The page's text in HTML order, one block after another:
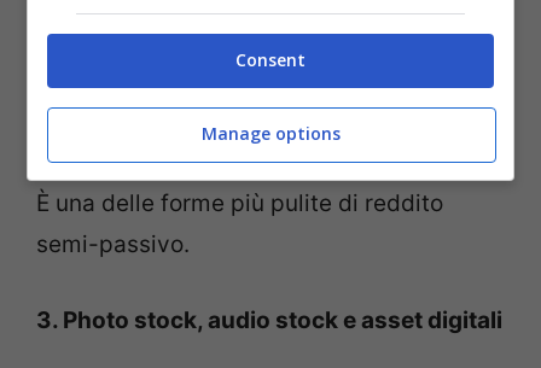
Una volta creato il contenuto e impostata
la vendita automatica (tramite
marketplace o sito personale), le vendite
possono avvenire senza intervento diretto.
È una delle forme più pulite di reddito
semi-passivo.
3. Photo stock, audio stock e asset digitali
Consent
Manage options